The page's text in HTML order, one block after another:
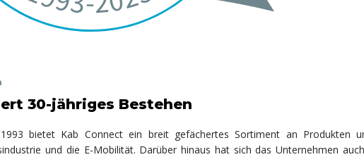
30-jähriges Bestehen
bietet Kab Connect ein breit gefächertes Sortiment an Produkten
und die E-Mobilität. Darüber hinaus hat sich das Unternehmen